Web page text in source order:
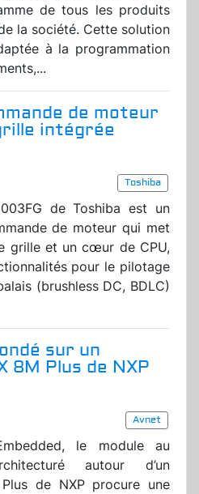
de tous les produits
la société. Cette solution
à la programmation
de moteur
intégrée
Toshiba
de Toshiba est un
de moteur qui met
grille et un cœur de CPU,
pour le pilotage
(brushless DC, BDLC)
sur un
8M Plus de NXP
Avnet
le module au
autour d’un
de NXP procure une